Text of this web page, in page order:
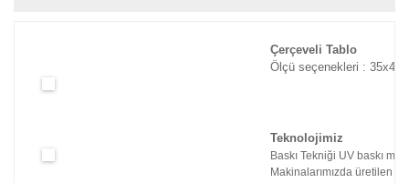
Çerçeveli Tablo
Ölçü seçenekleri :
Teknolojimiz
Baskı Tekniği UV baskı
Makinalarımızda üretilen